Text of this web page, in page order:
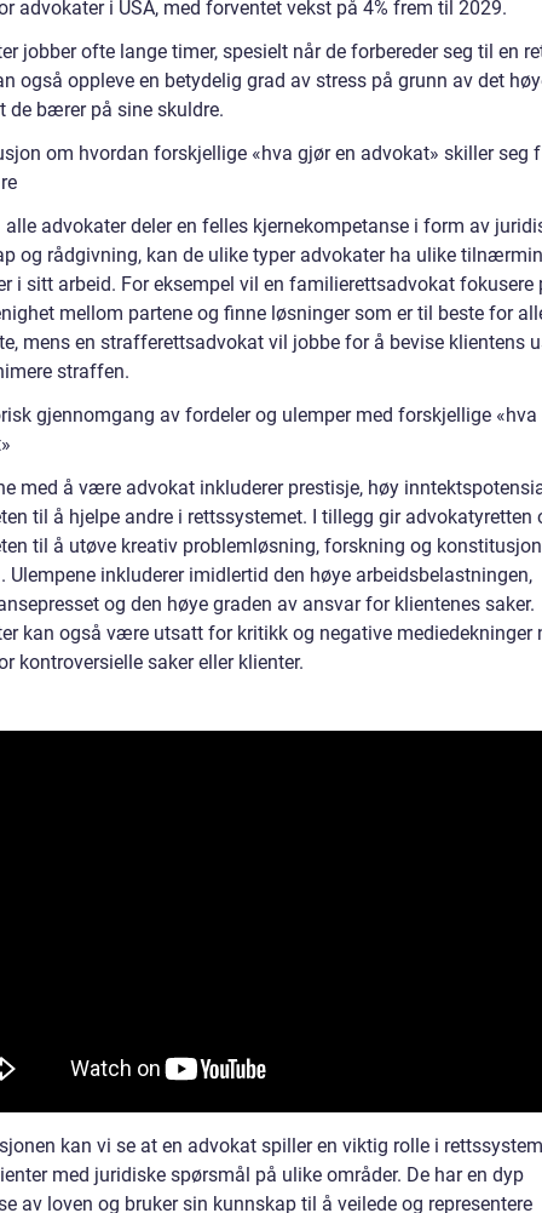
advokater i USA, med forventet vekst på 4% frem til 2029.
jobber ofte lange timer, spesielt når de forbereder seg til en
også oppleve en betydelig grad av stress på grunn av det
de bærer på sine skuldre.
om hvordan forskjellige «hva gjør en advokat» skiller seg
alle advokater deler en felles kjernekompetanse i form av
og rådgivning, kan de ulike typer advokater ha ulike
i sitt arbeid. For eksempel vil en familierettsadvokat fokusere
mellom partene og finne løsninger som er til beste for
mens en strafferettsadvokat vil jobbe for å bevise klientens
straffen.
gjennomgang av fordeler og ulemper med forskjellige «hva
med å være advokat inkluderer prestisje, høy
til å hjelpe andre i rettssystemet. I tillegg gir advokatyretten
til å utøve kreativ problemløsning, forskning og
Ulempene inkluderer imidlertid den høye arbeidsbelastningen,
og den høye graden av ansvar for klientenes saker.
kan også være utsatt for kritikk og negative mediedekninger
kontroversielle saker eller klienter.
kan vi se at en advokat spiller en viktig rolle i
med juridiske spørsmål på ulike områder. De har en dyp
av loven og bruker sin kunnskap til å veilede og representere